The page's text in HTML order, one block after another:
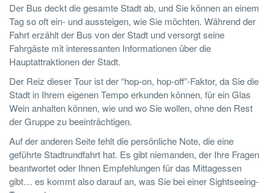
Der Bus deckt die gesamte Stadt ab, und Sie können an einem
Tag so oft ein- und aussteigen, wie Sie möchten. Während der
Fahrt erzählt der Bus von der Stadt und versorgt seine
Fahrgäste mit interessanten Informationen über die
Hauptattraktionen der Stadt.
Der Reiz dieser Tour ist der “hop-on, hop-off”-Faktor, da Sie die
Stadt in Ihrem eigenen Tempo erkunden können, für ein Glas
Wein anhalten können, wie und wo Sie wollen, ohne den Rest
der Gruppe zu beeinträchtigen.
Auf der anderen Seite fehlt die persönliche Note, die eine
geführte Stadtrundfahrt hat. Es gibt niemanden, der Ihre Fragen
beantwortet oder Ihnen Empfehlungen für das Mittagessen
gibt… es kommt also darauf an, was Sie bei einer Sightseeing-